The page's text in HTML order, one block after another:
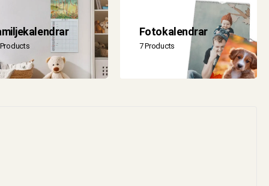
Fotokalendrar
7 Products